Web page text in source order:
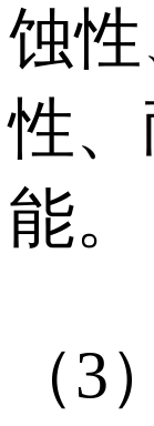
蚀
性
能。
（